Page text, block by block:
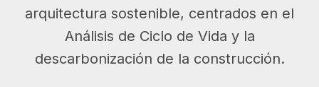
arquitectura sostenible, centrados en el
Análisis de Ciclo de Vida y la
descarbonización de la construcción.